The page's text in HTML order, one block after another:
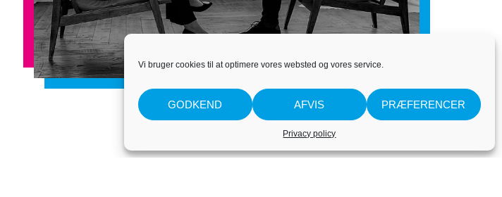
Vi bruger cookies til at optimere vores websted og vores service.
GODKEND AFVIS PRÆFERENCER
Privacy policy